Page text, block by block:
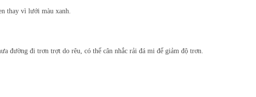
thay vì lưới màu xanh.
đường đi trơn trợt do rêu, có thể cân nhắc rải đá mi để giảm độ trơn.